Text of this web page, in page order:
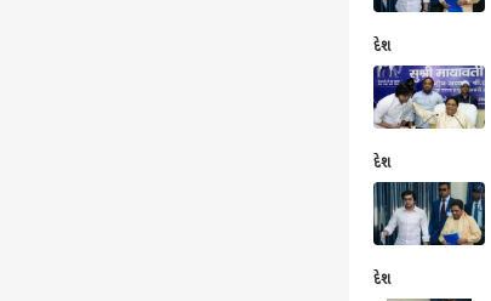
દેશ
દેશ
દેશ